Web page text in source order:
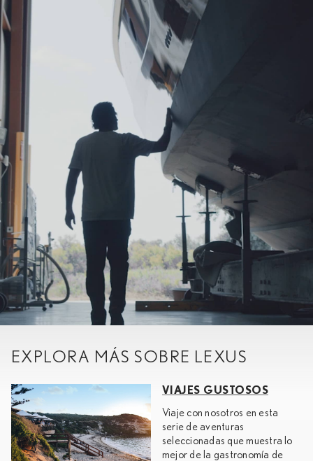
EXPLORA MÁS SOBRE LEXUS
VIAJES GUSTOSOS
Viaje con nosotros en esta
serie de aventuras
seleccionadas que muestra lo
mejor de la gastronomía de